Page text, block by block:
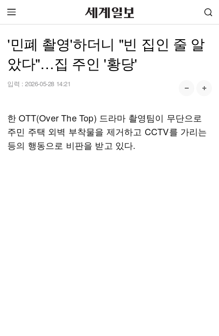
'민폐 촬영'하더니 "빈 집인 줄 알
았다"…집 주인 '황당'
입력 : 2026-05-28 14:21
한 OTT(Over The Top) 드라마 촬영팀이 무단으로
주민 주택 외벽 부착물을 제거하고 CCTV를 가리는
등의 행동으로 비판을 받고 있다.